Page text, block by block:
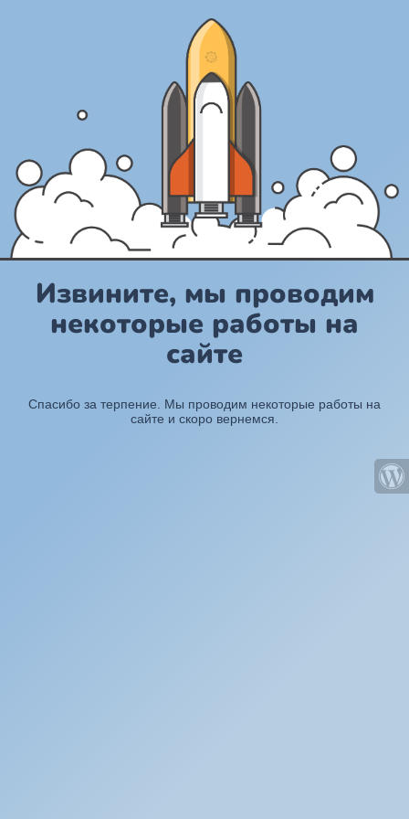
Извините, мы проводим
некоторые работы на
сайте
Спасибо за терпение. Мы проводим некоторые работы на
сайте и скоро вернемся.